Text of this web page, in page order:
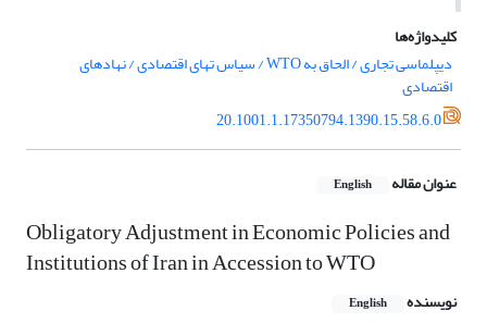
کلیدواژه‌ها
دیپلماسی تجاری / الحاق به WTO / سیاس تهای اقتصادی / نهادهای
اقتصادی
20.1001.1.17350794.1390.15.58.6.0
عنوان مقاله English
Obligatory Adjustment in Economic Policies and
Institutions of Iran in Accession to WTO
نویسنده English